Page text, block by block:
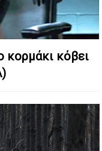
κορμάκι κόβει